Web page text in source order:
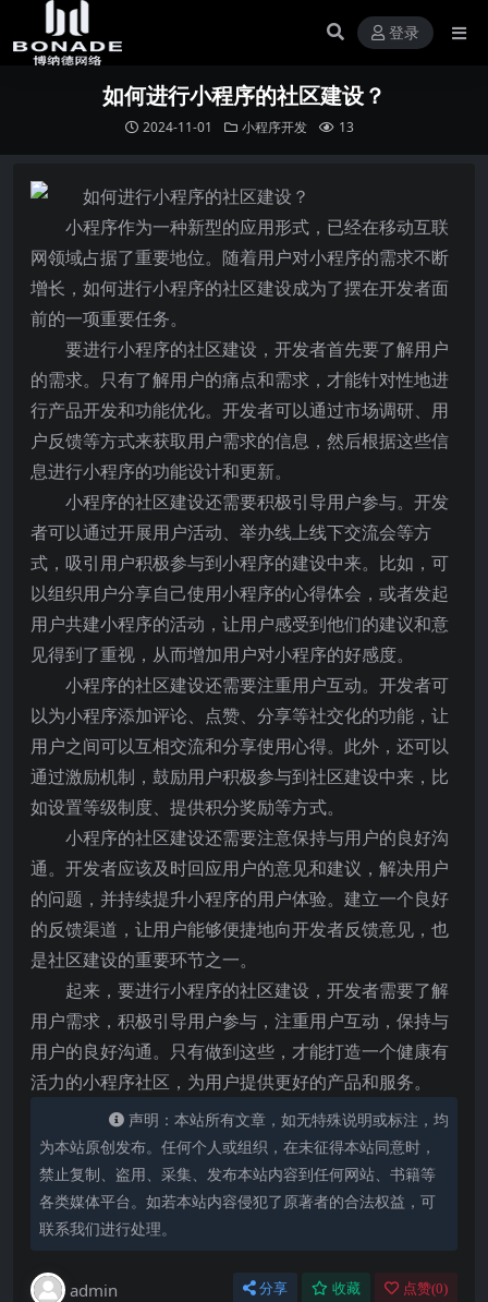
登录
如何进行小程序的社区建设？
2024-11-01 小程序开发 13
小程序作为一种新型的应用形式，已经在移动互联
网领域占据了重要地位。随着用户对小程序的需求不断
增长，如何进行小程序的社区建设成为了摆在开发者面
前的一项重要任务。
要进行小程序的社区建设，开发者首先要了解用户
的需求。只有了解用户的痛点和需求，才能针对性地进
行产品开发和功能优化。开发者可以通过市场调研、用
户反馈等方式来获取用户需求的信息，然后根据这些信
息进行小程序的功能设计和更新。
小程序的社区建设还需要积极引导用户参与。开发
者可以通过开展用户活动、举办线上线下交流会等方
式，吸引用户积极参与到小程序的建设中来。比如，可
以组织用户分享自己使用小程序的心得体会，或者发起
用户共建小程序的活动，让用户感受到他们的建议和意
见得到了重视，从而增加用户对小程序的好感度。
小程序的社区建设还需要注重用户互动。开发者可
以为小程序添加评论、点赞、分享等社交化的功能，让
用户之间可以互相交流和分享使用心得。此外，还可以
通过激励机制，鼓励用户积极参与到社区建设中来，比
如设置等级制度、提供积分奖励等方式。
小程序的社区建设还需要注意保持与用户的良好沟
通。开发者应该及时回应用户的意见和建议，解决用户
的问题，并持续提升小程序的用户体验。建立一个良好
的反馈渠道，让用户能够便捷地向开发者反馈意见，也
是社区建设的重要环节之一。
起来，要进行小程序的社区建设，开发者需要了解
用户需求，积极引导用户参与，注重用户互动，保持与
用户的良好沟通。只有做到这些，才能打造一个健康有
活力的小程序社区，为用户提供更好的产品和服务。
声明：本站所有文章，如无特殊说明或标注，均
为本站原创发布。任何个人或组织，在未征得本站同意时，
禁止复制、盗用、采集、发布本站内容到任何网站、书籍等
各类媒体平台。如若本站内容侵犯了原著者的合法权益，可
联系我们进行处理。
admin 分享 收藏 点赞(0)